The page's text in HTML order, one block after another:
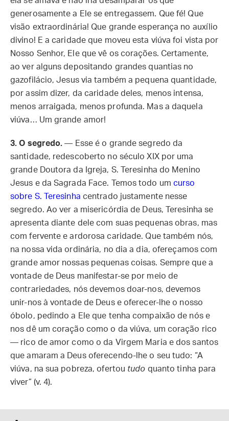
generosamente a Ele se entregassem. Que fé! Que
visão extraordinária! Que grande esperança no auxílio
divino! E a caridade que moveu esta viúva foi vista por
Nosso Senhor, Ele que vê os corações. Certamente,
ao ver alguns depositando grandes quantias no
gazofilácio, Jesus via também a pequena quantidade,
por assim dizer, da caridade deles, menos intensa,
menos arraigada, menos profunda. Mas a daquela
viúva… Um grande amor!
3. O segredo.— Esse é o grande segredo da
santidade, redescoberto no século XIX por uma
grande Doutora da Igreja, S. Teresinha do Menino
Jesus e da Sagrada Face. Temos todo um curso
sobre S. Teresinha centrado justamente nesse
segredo. Ao ver a misericórdia de Deus, Teresinha se
apresenta diante dele com suas pequenas obras, mas
com fervente e ardorosa caridade. Que também nós,
na nossa vida ordinária, no dia a dia, ofereçamos com
grande amor nossas pequenas coisas. Sempre que a
vontade de Deus manifestar-se por meio de
contrariedades, nós devemos doar-nos, devemos
unir-nos à vontade de Deus e oferecer-lhe o nosso
óbolo, pedindo a Ele que tenha compaixão de nós e
nos dê um coração como o da viúva, um coração rico
— rico de amor como o da Virgem Maria e dos santos
que amaram a Deus oferecendo-lhe o seu tudo: “A
viúva, na sua pobreza, ofertou tudo quanto tinha para
viver” (v. 4).